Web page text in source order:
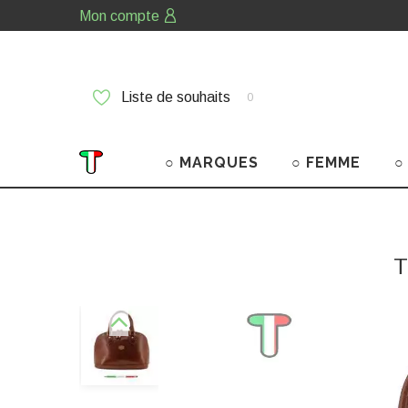
Mon compte
Liste de souhaits 0
○ MARQUES ○ FEMME ○